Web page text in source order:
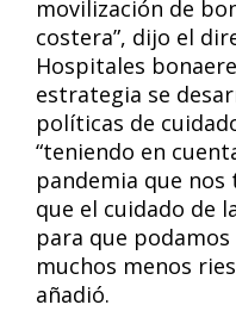
movilización de
costera”, dijo el
Hospitales
estrategia se
políticas de
“teniendo en
pandemia que
que el cuidado de
para que
muchos menos
añadió.